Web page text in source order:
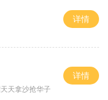
详情
天拿沙抢华子
详情